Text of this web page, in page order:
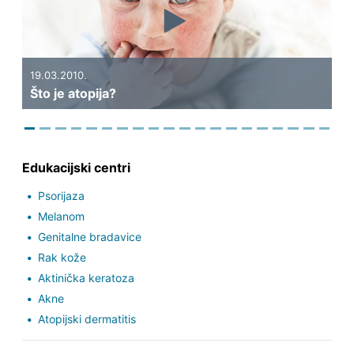
10.03.2010.
Što su alergije, kako nastaju
Edukacijski centri
Psorijaza
Melanom
Genitalne bradavice
Rak kože
Aktinička keratoza
Akne
Atopijski dermatitis